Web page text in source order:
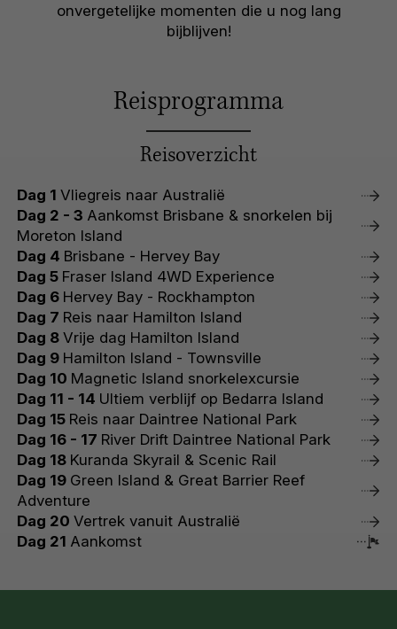
onvergetelijke momenten die u nog lang
bijblijven!
Reisprogramma
Reisoverzicht
Dag 1 Vliegreis naar Australië
Dag 2 - 3 Aankomst Brisbane & snorkelen bij
Moreton Island
Dag 4 Brisbane - Hervey Bay
Dag 5 Fraser Island 4WD Experience
Dag 6 Hervey Bay - Rockhampton
Dag 7 Reis naar Hamilton Island
Dag 8 Vrije dag Hamilton Island
Dag 9 Hamilton Island - Townsville
Dag 10 Magnetic Island snorkelexcursie
Dag 11 - 14 Ultiem verblijf op Bedarra Island
Dag 15 Reis naar Daintree National Park
Dag 16 - 17 River Drift Daintree National Park
Dag 18 Kuranda Skyrail & Scenic Rail
Dag 19 Green Island & Great Barrier Reef
Adventure
Dag 20 Vertrek vanuit Australië
Dag 21 Aankomst